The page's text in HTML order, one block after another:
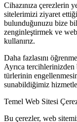
Cihazınıza çerezlerin
sitelerimizi ziyaret
bulunduğunuzu bize
zenginleştirmek ve
kullanırız.
Daha fazlasını
Ayrıca tercihlerinizden
türlerinin
sunabildiğimiz
Temel Web Sitesi
Bu çerezler, web